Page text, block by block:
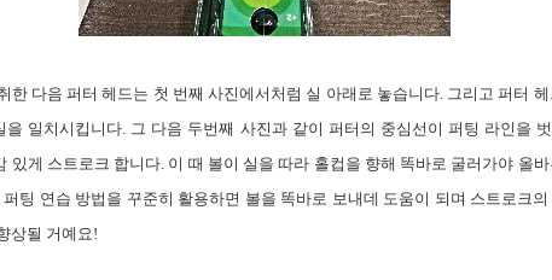
한 다음 퍼터 헤드는 첫 번째 사진에서처럼 실 아래로 놓습니다. 그리고 퍼터
을 일치시킵니다. 그 다음 두번째 사진과 같이 퍼터의 중심선이 퍼팅 라인을
있게 스트로크 합니다. 이 때 볼이 실을 따라 홀컵을 향해 똑바로 굴러가야 올
퍼팅 연습 방법을 꾸준히 활용하면 볼을 똑바로 보내데 도움이 되며 스트로크
상될 거예요!